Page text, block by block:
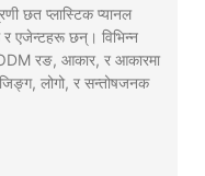
छत प्लास्टिक प्यानल
र एजेन्टहरू छन्। विभिन्न
रङ, आकार, र आकारमा
लोगो, र सन्तोषजनक